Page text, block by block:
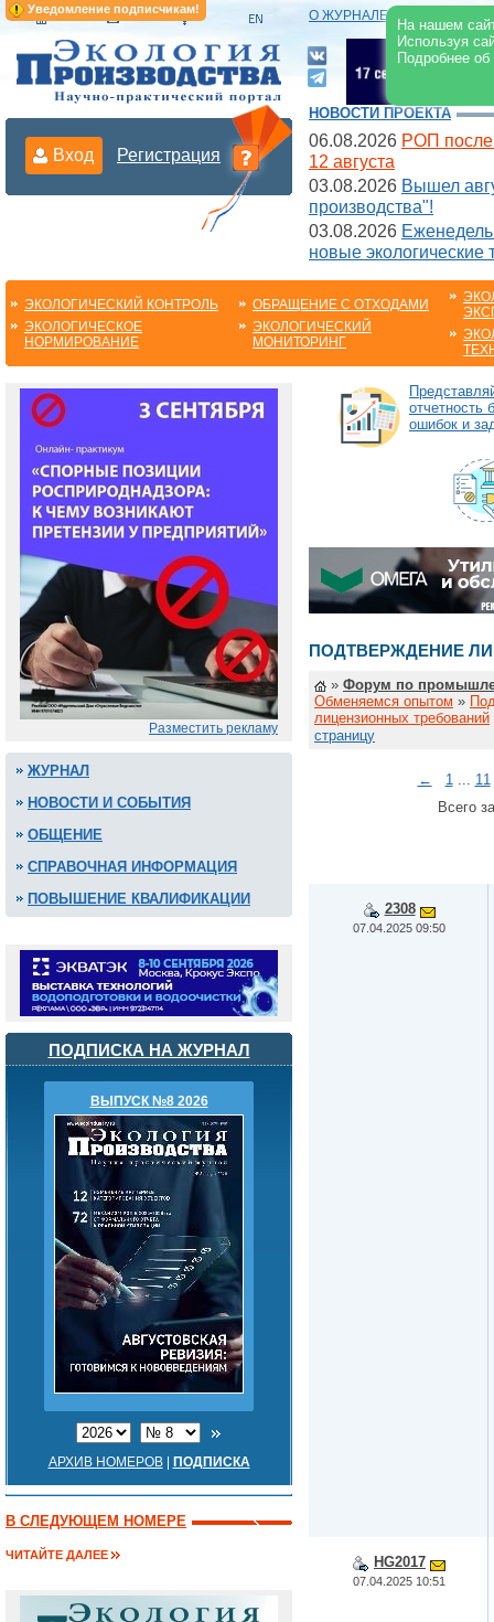
Уведомление подписчикам!
На нашем
Используя
Подробнее
О ЖУРНАЛЕ |
Вход Регистрация
НОВОСТИ ПРОЕКТА
06.08.2026 РОП после
12 августа
03.08.2026 Вышел
производства"!
03.08.2026
новые экологические
ЭКОЛОГИЧЕСКИЙ КОНТРОЛЬ
ЭКОЛОГИЧЕСКОЕ
НОРМИРОВАНИЕ
ОБРАЩЕНИЕ С ОТХОДАМИ
ЭКОЛОГИЧЕСКИЙ
МОНИТОРИНГ
Разместить рекламу
ЖУРНАЛ
НОВОСТИ И СОБЫТИЯ
ОБЩЕНИЕ
СПРАВОЧНАЯ ИНФОРМАЦИЯ
ПОВЫШЕНИЕ КВАЛИФИКАЦИИ
ПОДПИСКА НА ЖУРНАЛ
ВЫПУСК №8 2026
АРХИВ НОМЕРОВ| ПОДПИСКА
В СЛЕДУЮЩЕМ НОМЕРЕ
ЧИТАЙТЕ ДАЛЕЕ
отчетность
ошибок и
ПОДТВЕРЖДЕНИЕ
» Форум по
Обменяемся опытом »
лицензионных требований
страницу
← 1... 11
Всего
2308
07.04.2025 09:50
HG2017
07.04.2025 10:51